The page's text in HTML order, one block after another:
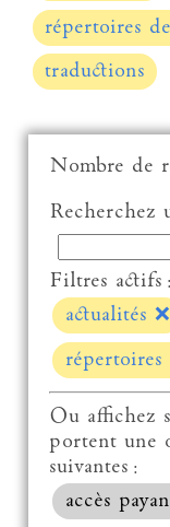
répertoires
traductions
Nombre de
Recherchez
Filtres actifs :
actualités ❌
répertoires
Ou affichez
portent une
suivantes :
accès